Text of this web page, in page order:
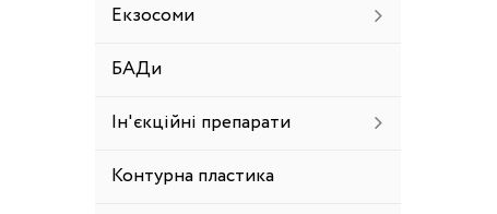
Екзосоми
БАДи
Ін'єкційні препарати
Контурна пластика